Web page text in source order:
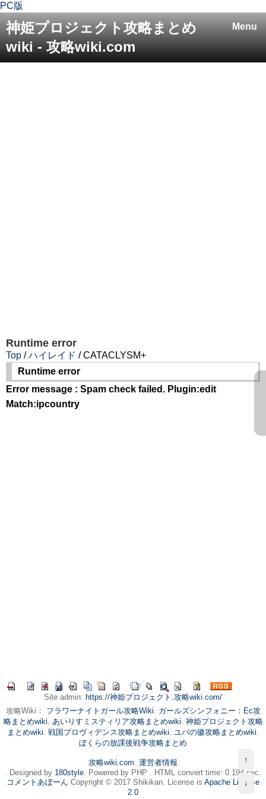
PC版
Menu
神姫プロジェクト攻略まとめ
wiki - 攻略wiki.com
Runtime error
Top /ハイレイド / CATACLYSM+
Runtime error
Error message : Spam check failed. Plugin:edit
Match:ipcountry
Site admin: https://神姫プロジェクト.攻略wiki.com/
攻略Wiki： フラワーナイトガール攻略Wiki. ガールズシンフォニー：Ec攻
略まとめwiki. あいりすミスティリア攻略まとめwiki. 神姫プロジェクト攻略
まとめwiki. 戦国プロヴィデンス攻略まとめwiki. ユバの徽攻略まとめwiki.
ぼくらの放課後戦争攻略まとめ
攻略wiki.com. 運営者情報
. Designed by 180style. Powered by PHP . HTML convert time: 0.194 sec.
コメントあぼーん Copyright © 2017 Shikikan. License is Apache License
2.0
↑
↓